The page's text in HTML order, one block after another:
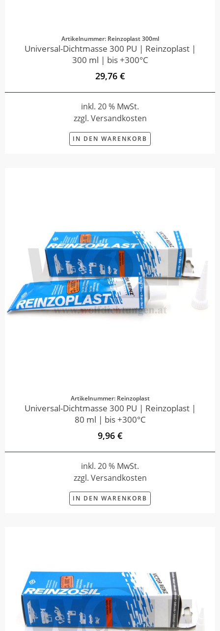
Artikelnummer: Reinzoplast 300ml
Universal-Dichtmasse 300 PU | Reinzoplast |
300 ml | bis +300°C
29,76 €
inkl. 20 % MwSt.
zzgl. Versandkosten
IN DEN WARENKORB
Artikelnummer: Reinzoplast
Universal-Dichtmasse 300 PU | Reinzoplast |
80 ml | bis +300°C
9,96 €
inkl. 20 % MwSt.
zzgl. Versandkosten
IN DEN WARENKORB